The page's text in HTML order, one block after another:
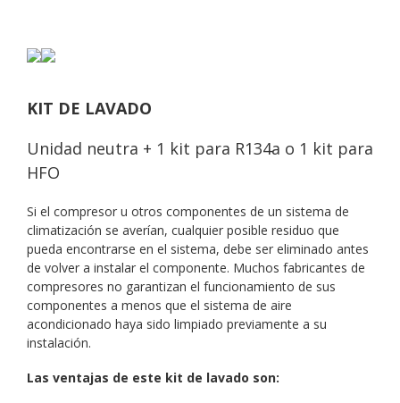
KIT DE LAVADO
Unidad neutra + 1 kit para R134a o 1 kit para
HFO
Si el compresor u otros componentes de un sistema de
climatización se averían, cualquier posible residuo que
pueda encontrarse en el sistema, debe ser eliminado antes
de volver a instalar el componente. Muchos fabricantes de
compresores no garantizan el funcionamiento de sus
componentes a menos que el sistema de aire
acondicionado haya sido limpiado previamente a su
instalación.
Las ventajas de este kit de lavado son: